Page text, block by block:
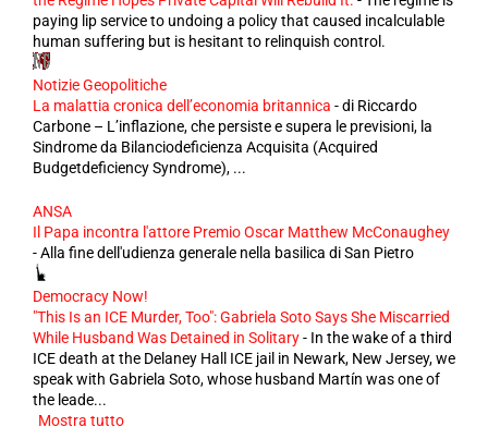
paying lip service to undoing a policy that caused incalculable
human suffering but is hesitant to relinquish control.
Notizie Geopolitiche
La malattia cronica dell’economia britannica -di Riccardo
Carbone – L’inflazione, che persiste e supera le previsioni, la
Sindrome da Bilanciodeficienza Acquisita (Acquired
Budgetdeficiency Syndrome), ...
ANSA
Il Papa incontra l'attore Premio Oscar Matthew McConaughey
-Alla fine dell'udienza generale nella basilica di San Pietro
Democracy Now!
"This Is an ICE Murder, Too": Gabriela Soto Says She Miscarried
While Husband Was Detained in Solitary- In the wake of a third
ICE death at the Delaney Hall ICE jail in Newark, New Jersey, we
speak with Gabriela Soto, whose husband Martín was one of
the leade...
Mostra tutto